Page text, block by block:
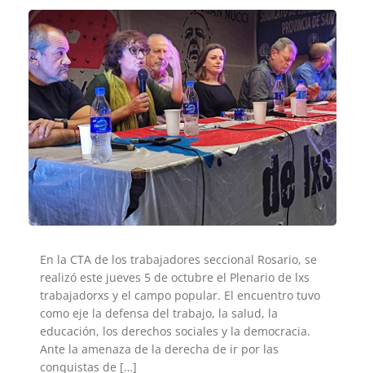
En la CTA de los trabajadores seccional Rosario, se
realizó este jueves 5 de octubre el Plenario de lxs
trabajadorxs y el campo popular. El encuentro tuvo
como eje la defensa del trabajo, la salud, la
educación, los derechos sociales y la democracia.
Ante la amenaza de la derecha de ir por las
conquistas de […]